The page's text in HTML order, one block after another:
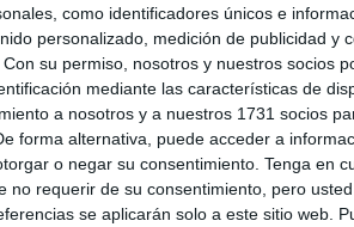
como identificadores únicos e
personalizado, medición de publicidad y
Con su permiso, nosotros y nuestros socios
mediante las características de
a nosotros y a nuestros 1731 socios
forma alternativa, puede acceder a
o negar su consentimiento. Tenga en
no requerir de su consentimiento, pero
se aplicarán solo a este sitio web.